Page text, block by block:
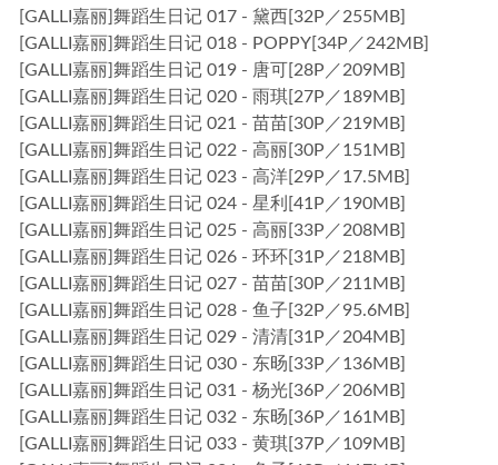
[GALLI嘉丽]舞蹈生日记 017 - 黛西[32P／255MB]
[GALLI嘉丽]舞蹈生日记 018 - POPPY[34P／242MB]
[GALLI嘉丽]舞蹈生日记 019 - 唐可[28P／209MB]
[GALLI嘉丽]舞蹈生日记 020 - 雨琪[27P／189MB]
[GALLI嘉丽]舞蹈生日记 021 - 苗苗[30P／219MB]
[GALLI嘉丽]舞蹈生日记 022 - 高丽[30P／151MB]
[GALLI嘉丽]舞蹈生日记 023 - 高洋[29P／17.5MB]
[GALLI嘉丽]舞蹈生日记 024 - 星利[41P／190MB]
[GALLI嘉丽]舞蹈生日记 025 - 高丽[33P／208MB]
[GALLI嘉丽]舞蹈生日记 026 - 环环[31P／218MB]
[GALLI嘉丽]舞蹈生日记 027 - 苗苗[30P／211MB]
[GALLI嘉丽]舞蹈生日记 028 - 鱼子[32P／95.6MB]
[GALLI嘉丽]舞蹈生日记 029 - 清清[31P／204MB]
[GALLI嘉丽]舞蹈生日记 030 - 东旸[33P／136MB]
[GALLI嘉丽]舞蹈生日记 031 - 杨光[36P／206MB]
[GALLI嘉丽]舞蹈生日记 032 - 东旸[36P／161MB]
[GALLI嘉丽]舞蹈生日记 033 - 黄琪[37P／109MB]